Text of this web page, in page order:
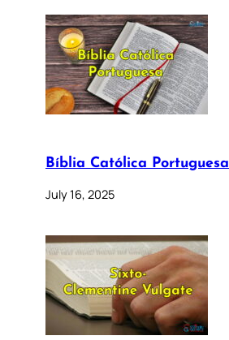
Bíblia Católica Portuguesa
July 16, 2025